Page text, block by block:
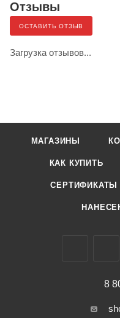
Отзывы
ОСТАВИТЬ ОТЗЫВ
Загрузка отзывов...
МАГАЗИНЫ
КАК КУПИТЬ
СЕРТИФИКАТЫ
8